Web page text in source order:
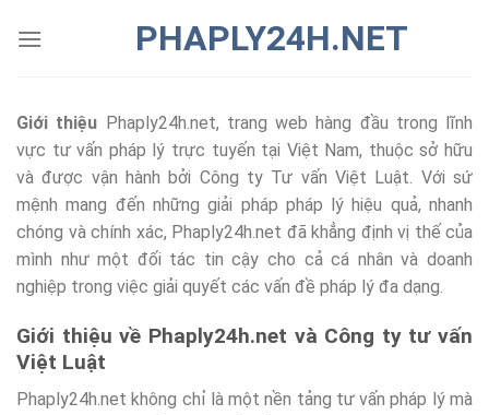
đến
PHAPLY24H.NET
Giới thiệu Phaply24h.net, trang web hàng đầu trong lĩnh
vực tư vấn pháp lý trực tuyến tại Việt Nam, thuộc sở hữu
và được vận hành bởi Công ty Tư vấn Việt Luật. Với sứ
mệnh mang đến những giải pháp pháp lý hiệu quả, nhanh
chóng và chính xác, Phaply24h.net đã khẳng định vị thế của
mình như một đối tác tin cậy cho cả cá nhân và doanh
nghiệp trong việc giải quyết các vấn đề pháp lý đa dạng.
Giới thiệu về Phaply24h.net và Công ty tư vấn
Việt Luật
Phaply24h.net không chỉ là một nền tảng tư vấn pháp lý mà